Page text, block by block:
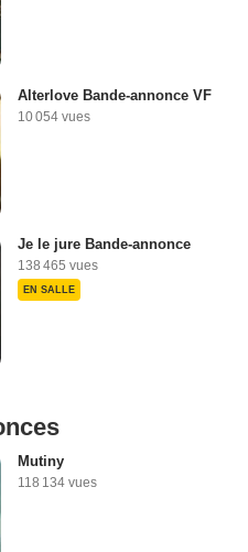
Alterlove Bande-annonce VF
10 054 vues
Je le jure Bande-annonce
138 465 vues
EN SALLE
Mutiny
118 134 vues